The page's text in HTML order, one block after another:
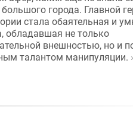
города. Главной
стала обаятельная и
обладавшая не только
внешностью, но и
талантом манипуляции.